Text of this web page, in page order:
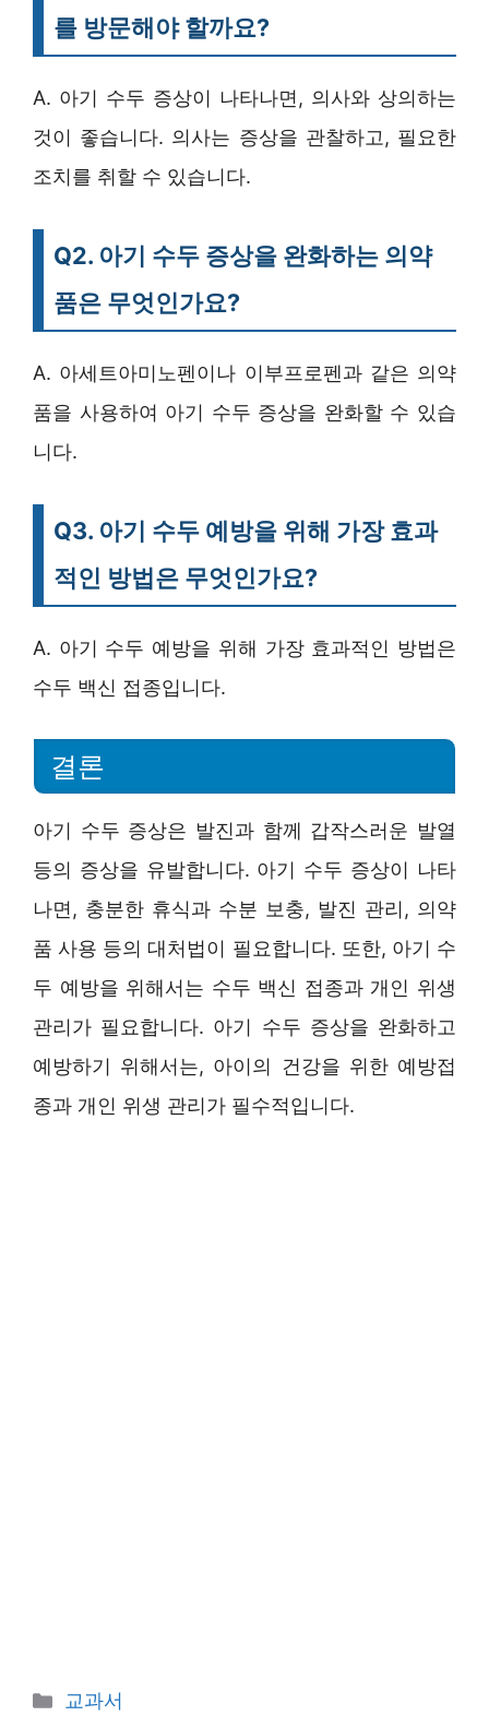
를 방문해야 할까요?
A. 아기 수두 증상이 나타나면, 의사와 상의하는
것이 좋습니다. 의사는 증상을 관찰하고, 필요한
조치를 취할 수 있습니다.
Q2. 아기 수두 증상을 완화하는 의약
품은 무엇인가요?
A. 아세트아미노펜이나 이부프로펜과 같은 의약
품을 사용하여 아기 수두 증상을 완화할 수 있습
니다.
Q3. 아기 수두 예방을 위해 가장 효과
적인 방법은 무엇인가요?
A. 아기 수두 예방을 위해 가장 효과적인 방법은
수두 백신 접종입니다.
결론
아기 수두 증상은 발진과 함께 갑작스러운 발열
등의 증상을 유발합니다. 아기 수두 증상이 나타
나면, 충분한 휴식과 수분 보충, 발진 관리, 의약
품 사용 등의 대처법이 필요합니다. 또한, 아기 수
두 예방을 위해서는 수두 백신 접종과 개인 위생
관리가 필요합니다. 아기 수두 증상을 완화하고
예방하기 위해서는, 아이의 건강을 위한 예방접
종과 개인 위생 관리가 필수적입니다.
Categories
교과서